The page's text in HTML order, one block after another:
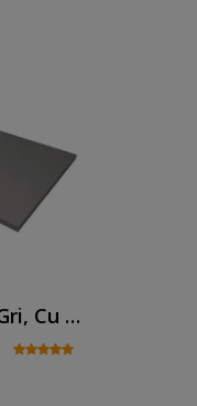
Cădiță De Duș Dalia, Gri, Cu Sifon Inclus